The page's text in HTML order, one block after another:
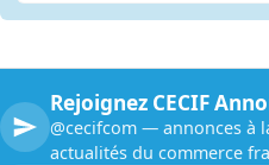
Rejoignez CECIF
@cecifcom — annonces à
actualités du commerce